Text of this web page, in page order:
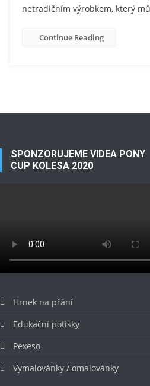
netradičním výrobkem, který
Continue Reading
SPONZORUJEME VIDEA PONY
CUP KOLESA 2020
Hrnek na přání
Edukační potisky
Pexeso
Vymalovánky / omalovánky